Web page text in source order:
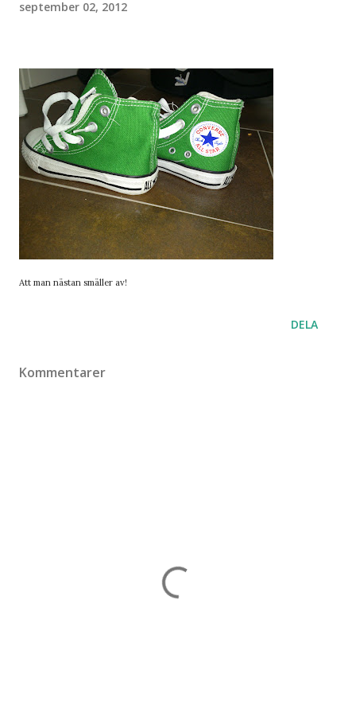
september 02, 2012
Att man nästan smäller av!
DELA
Kommentarer